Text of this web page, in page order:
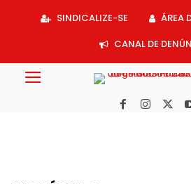
SINDICALIZE-SE
ÁREA
CANAL DE